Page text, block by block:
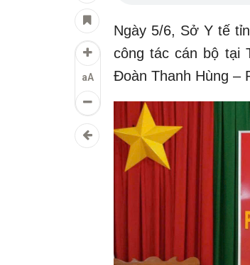
aA
Ngày 5/6, Sở Y tế
công tác cán bộ tại
Đoàn Thanh Hùng –